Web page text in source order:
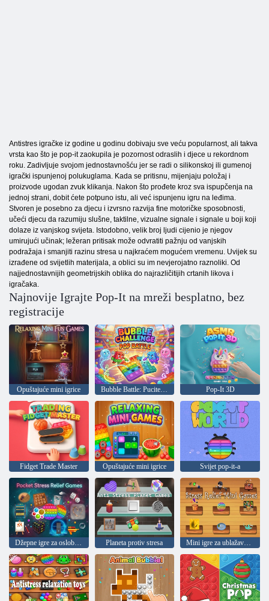
Antistres igračke iz godine u godinu dobivaju sve veću popularnost, ali takva
vrsta kao što je pop-it zaokupila je pozornost odraslih i djece u rekordnom
roku. Zadivljuje svojom jednostavnošću jer se radi o silikonskoj ili gumenoj
igrački ispunjenoj polukuglama. Kada se pritisnu, mijenjaju položaj i
proizvode ugodan zvuk klikanja. Nakon što prođete kroz sva ispupčenja na
jednoj strani, dobit ćete potpuno istu, ali već ispunjenu igru na leđima.
Stvoren je posebno za djecu i izvrsno razvija fine motoričke sposobnosti,
učeći djecu da razumiju slušne, taktilne, vizualne signale i signale u boji koji
dolaze iz vanjskog svijeta. Istodobno, velik broj ljudi cijenio je njegov
umirujući učinak; ležeran pritisak može odvratiti pažnju od vanjskih
podražaja i smanjiti razinu stresa u najkraćem mogućem vremenu. Uvijek su
izrađene od svijetlih materijala, a oblici su im nevjerojatno raznoliki. Od
najjednostavnijih geometrijskih oblika do najrazličitijih crtanih likova i
igračaka.
Najnovije Igrajte Pop-It na mreži besplatno, bez
registracije
Opuštajuće mini igrice Bubble Battle: Pucite ih sve Pop-It 3D
Fidget Trade Master Opuštajuće mini igrice Svijet pop-it-a
Džepne igre za oslobađanje od stresa Planeta protiv stresa Mini igre za ublažavanje stresa